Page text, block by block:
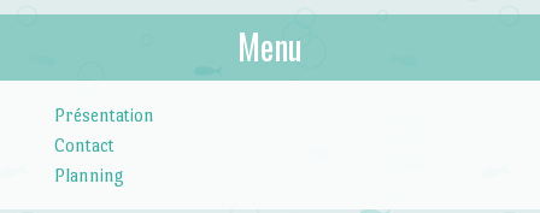
Menu
Présentation
Contact
Planning